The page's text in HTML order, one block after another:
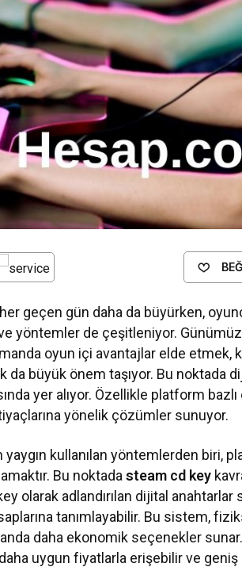
geçen gün daha da büyürken,
ve yöntemler de çeşitleniyor.
oyun içi avantajlar elde etmek,
da büyük önem taşıyor. Bu noktada
yer alıyor. Özellikle platform
yönelik çözümler sunuyor.
yaygın kullanılan yöntemlerden biri,
Bu noktadasteam cd key
olarak adlandırılan dijital anahtarlar
tanımlayabilir. Bu sistem,
daha ekonomik seçenekler
uygun fiyatlarla erişebilir ve